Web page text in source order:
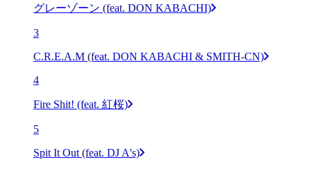
グレーゾーン (feat. DON KABACHI)
3
C.R.E.A.M (feat. DON KABACHI & SMITH-CN)
4
Fire Shit! (feat. 紅桜)
5
Spit It Out (feat. DJ A's)